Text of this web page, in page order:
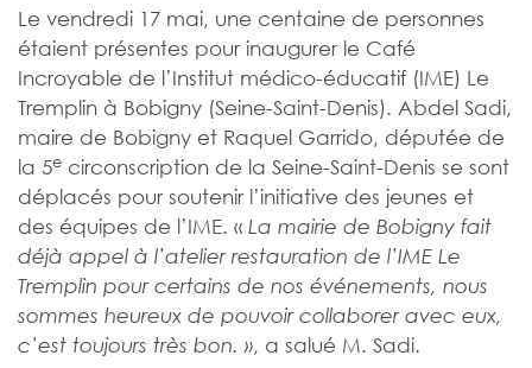
Le vendredi 17 mai, une centaine de personnes
étaient présentes pour inaugurer le Café
Incroyable de l’Institut médico-éducatif (IME) Le
Tremplin à Bobigny (Seine-Saint-Denis). Abdel Sadi,
maire de Bobigny et Raquel Garrido, députée de
la 5e circonscription de la Seine-Saint-Denis se sont
déplacés pour soutenir l’initiative des jeunes et
des équipes de l’IME. « La mairie de Bobigny fait
déjà appel à l’atelier restauration de l’IME Le
Tremplin pour certains de nos événements, nous
sommes heureux de pouvoir collaborer avec eux,
c’est toujours très bon. », a salué M. Sadi.